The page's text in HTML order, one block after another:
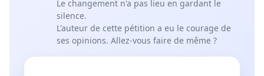
Le changement n'a pas lieu en gardant le
silence.
L'auteur de cette pétition a eu le courage de
ses opinions. Allez-vous faire de même ?